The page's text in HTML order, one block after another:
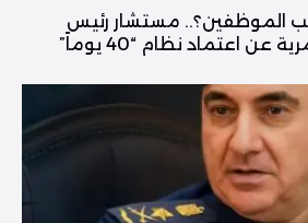
الموظفين؟.. مستشار رئيس
اعتماد نظام “40 يوماً”